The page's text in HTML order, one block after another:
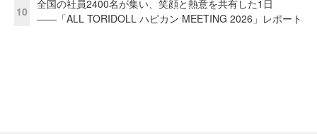
10
全国の社員2400名が集い、笑顔と熱意を共有した1日
――「ALL TORIDOLL ハピカン MEETING 2026」レポート